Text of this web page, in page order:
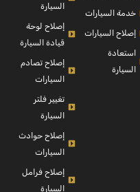
خدمة السيارات
إصلاح السيارات
استعادة
السيارة
السيارة
إصلاح لوحة
قيادة السيارة
إصلاح تصادم
السيارات
تغيير فلتر
السيارة
إصلاح حوادث
السيارات
إصلاح فرامل
السيارة